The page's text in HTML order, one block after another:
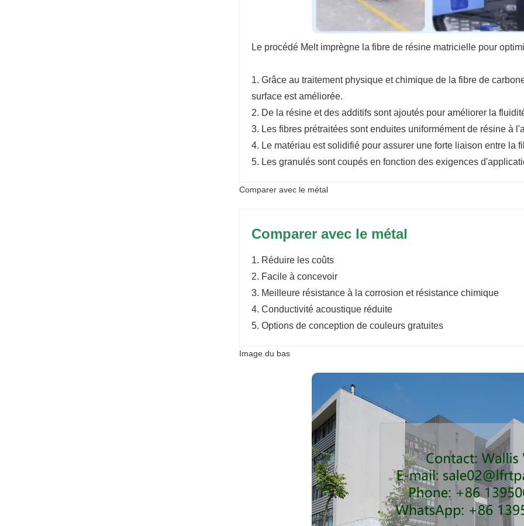
Le procédé Melt imprègne la fibre de résine matricielle pour
1. Grâce au traitement physique et chimique de la fibre de
surface est améliorée.
2. De la résine et des additifs sont ajoutés pour améliorer la
3. Les fibres prétraitées sont enduites uniformément de résine à
4. Le matériau est solidifié pour assurer une forte liaison entre la
5. Les granulés sont coupés en fonction des exigences
Comparer avec le métal
Comparer avec le métal
1. Réduire les coûts
2. Facile à concevoir
3. Meilleure résistance à la corrosion et résistance chimique
4. Conductivité acoustique réduite
5. Options de conception de couleurs gratuites
Image du bas